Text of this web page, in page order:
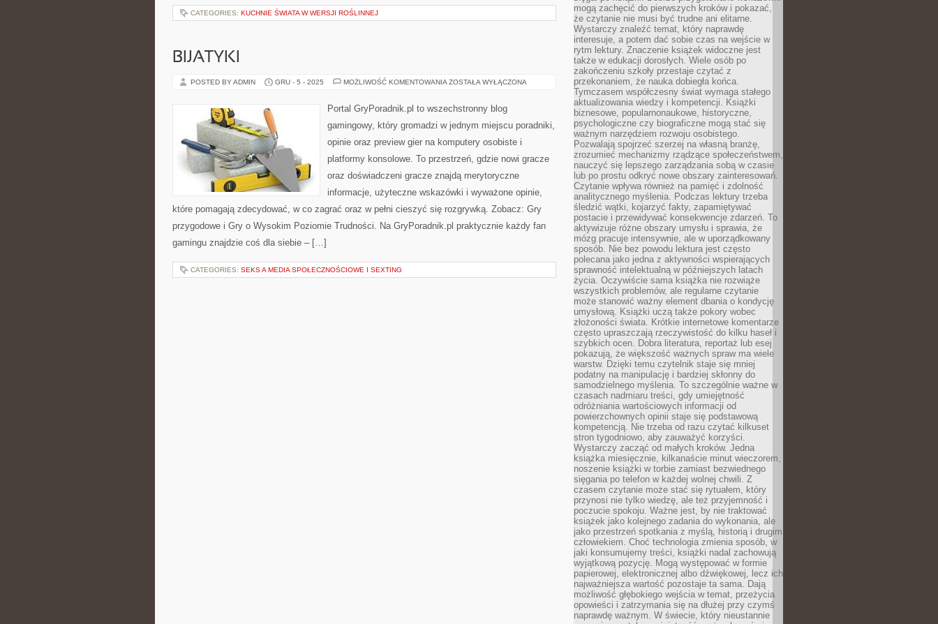
CATEGORIES: KUCHNIE ŚWIATA W WERSJI ROŚLINNEJ
BIJATYKI
POSTED BY ADMIN GRU - 5 - 2025 MOŻLIWOŚĆ KOMENTOWANIA BIJATYKI
ZOSTAŁA WYŁĄCZONA
Portal GryPoradnik.pl to wszechstronny blog
gamingowy, który gromadzi w jednym miejscu poradniki,
opinie oraz preview gier na komputery osobiste i
platformy konsolowe. To przestrzeń, gdzie nowi gracze
oraz doświadczeni gracze znajdą merytoryczne
informacje, użyteczne wskazówki i wyważone opinie,
które pomagają zdecydować, w co zagrać oraz w pełni cieszyć się rozgrywką. Zobacz: Gry
przygodowe i Gry o Wysokim Poziomie Trudności. Na GryPoradnik.pl praktycznie każdy fan
gamingu znajdzie coś dla siebie – […]
CATEGORIES: SEKS A MEDIA SPOŁECZNOŚCIOWE I SEXTING
mogą zachęcić do pierwszych kroków i pokazać,
że czytanie nie musi być trudne ani elitarne.
Wystarczy znaleźć temat, który naprawdę
interesuje, a potem dać sobie czas na wejście w
rytm lektury. Znaczenie książek widoczne jest
także w edukacji dorosłych. Wiele osób po
zakończeniu szkoły przestaje czytać z
przekonaniem, że nauka dobiegła końca.
Tymczasem współczesny świat wymaga stałego
aktualizowania wiedzy i kompetencji. Książki
biznesowe, popularnonaukowe, historyczne,
psychologiczne czy biograficzne mogą stać się
ważnym narzędziem rozwoju osobistego.
Pozwalają spojrzeć szerzej na własną branżę,
zrozumieć mechanizmy rządzące społeczeństwem,
nauczyć się lepszego zarządzania sobą w czasie
lub po prostu odkryć nowe obszary zainteresowań.
Czytanie wpływa również na pamięć i zdolność
analitycznego myślenia. Podczas lektury trzeba
śledzić wątki, kojarzyć fakty, zapamiętywać
postacie i przewidywać konsekwencje zdarzeń. To
aktywizuje różne obszary umysłu i sprawia, że
mózg pracuje intensywnie, ale w uporządkowany
sposób. Nie bez powodu lektura jest często
polecana jako jedna z aktywności wspierających
sprawność intelektualną w późniejszych latach
życia. Oczywiście sama książka nie rozwiąże
wszystkich problemów, ale regularne czytanie
może stanowić ważny element dbania o kondycję
umysłową. Książki uczą także pokory wobec
złożoności świata. Krótkie internetowe komentarze
często upraszczają rzeczywistość do kilku haseł i
szybkich ocen. Dobra literatura, reportaż lub esej
pokazują, że większość ważnych spraw ma wiele
warstw. Dzięki temu czytelnik staje się mniej
podatny na manipulację i bardziej skłonny do
samodzielnego myślenia. To szczególnie ważne w
czasach nadmiaru treści, gdy umiejętność
odróżniania wartościowych informacji od
powierzchownych opinii staje się podstawową
kompetencją. Nie trzeba od razu czytać kilkuset
stron tygodniowo, aby zauważyć korzyści.
Wystarczy zacząć od małych kroków. Jedna
książka miesięcznie, kilkanaście minut wieczorem,
noszenie książki w torbie zamiast bezwiednego
sięgania po telefon w każdej wolnej chwili. Z
czasem czytanie może stać się rytuałem, który
przynosi nie tylko wiedzę, ale też przyjemność i
poczucie spokoju. Ważne jest, by nie traktować
książek jako kolejnego zadania do wykonania, ale
jako przestrzeń spotkania z myślą, historią i drugim
człowiekiem. Choć technologia zmienia sposób, w
jaki konsumujemy treści, książki nadal zachowują
wyjątkową pozycję. Mogą występować w formie
papierowej, elektronicznej albo dźwiękowej, lecz ich
najważniejsza wartość pozostaje ta sama. Dają
możliwość głębokiego wejścia w temat, przeżycia
opowieści i zatrzymania się na dłużej przy czymś
naprawdę ważnym. W świecie, który nieustannie